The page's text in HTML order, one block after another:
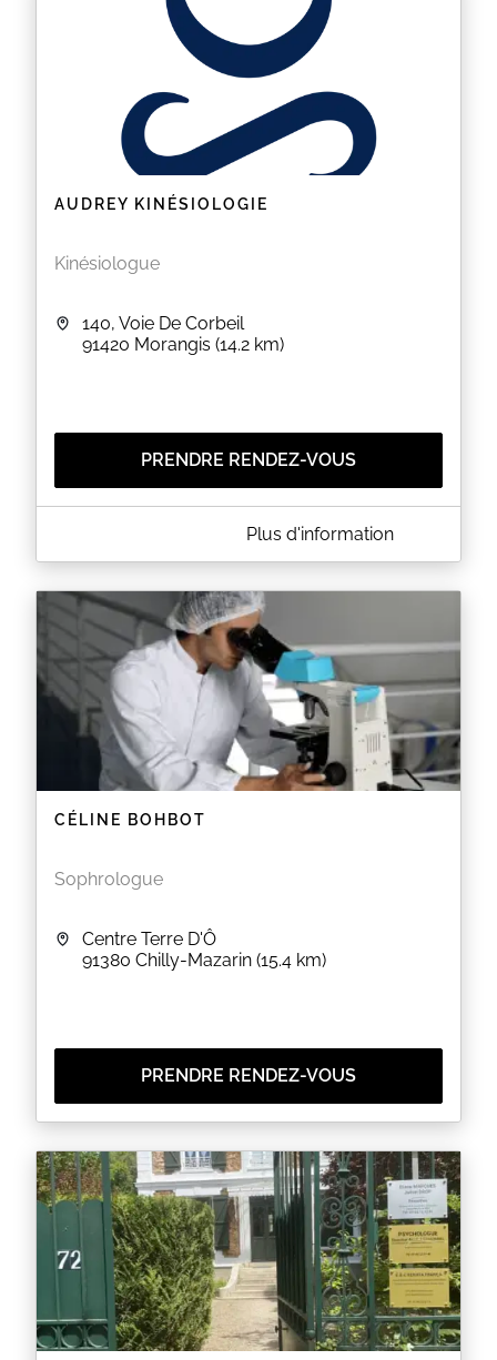
AUDREY KINÉSIOLOGIE
Kinésiologue
140, Voie De Corbeil
91420 Morangis (14.2 km)
PRENDRE RENDEZ-VOUS
A PROPOS DE AUDREY KINÉSIOLOGIE
La kinésiologie est une technique
stress émotionnels passés et présents.
Il s'agit d'une méthode holistique : elle tient compte
des aspects physique, émotionnel, mental et
énergétique de la personne.
EN SAVOIR PLUS
Plus d'information
CÉLINE BOHBOT
Sophrologue
Centre Terre D'Ô
91380 Chilly-Mazarin (15.4 km)
PRENDRE RENDEZ-VOUS